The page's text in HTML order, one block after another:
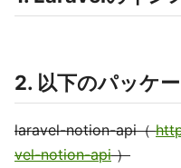
2. 以下のパッケ
laravel-notion-api（
vel-notion-api）